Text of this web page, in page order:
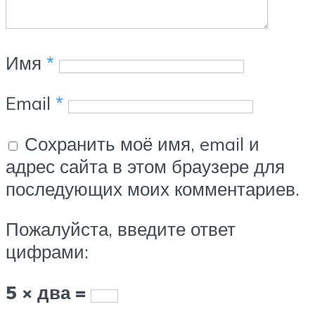
Имя *
Email *
Сохранить моё имя, email и
адрес сайта в этом браузере для
последующих моих комментариев.
Пожалуйста, введите ответ
цифрами:
5 × два =